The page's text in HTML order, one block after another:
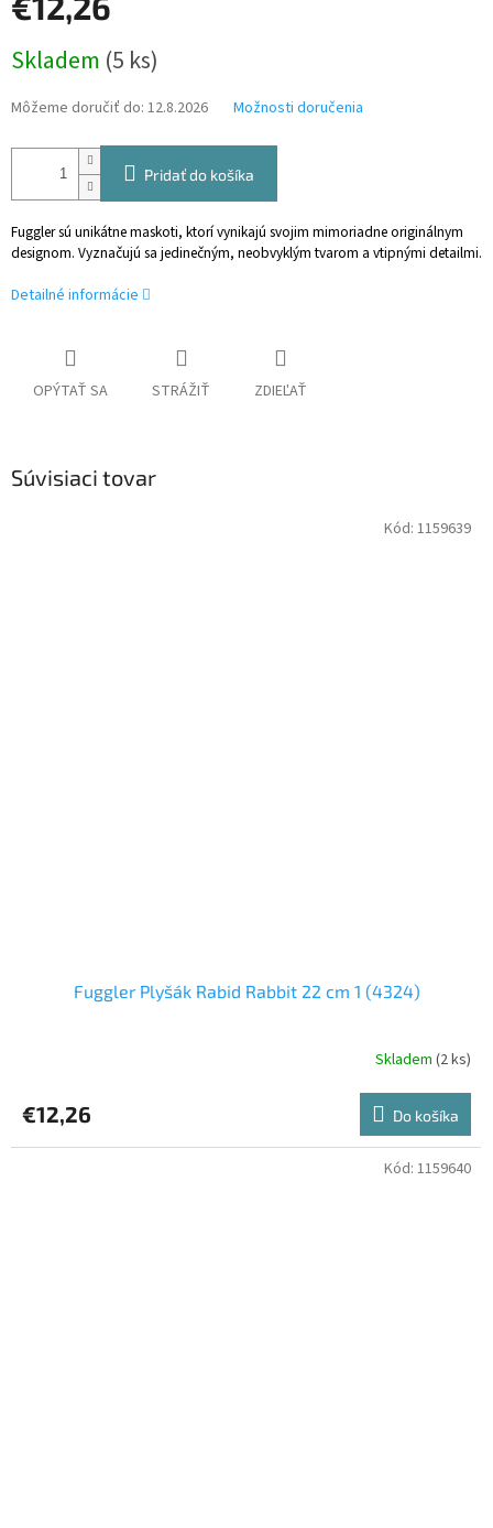
cena:
Skladem (5 ks)
Môžeme doručiť do: 12.8.2026 Možnosti doručenia
Pridať do košíka
Fuggler sú unikátne maskoti, ktorí vynikajú svojim mimoriadne originálnym
designom. Vyznačujú sa jedinečným, neobvyklým tvarom a vtipnými detailmi.
Detailné informácie
OPÝTAŤ SA STRÁŽIŤ ZDIEĽAŤ
Súvisiaci tovar
Fuggler Plyšák Rabid Rabbit 22 cm 1 (4324)
Skladem (2 ks)
€12,26 Do košíka
Kód: 1159639
Kód: 1159640